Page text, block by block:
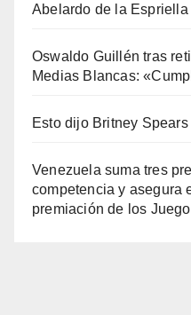
Abelardo de la
Oswaldo Guillén tras
Medias Blancas:
Esto dijo Britney
Venezuela suma tres
competencia y asegura
premiación de los